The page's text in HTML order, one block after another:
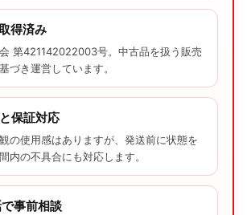
得済み
第421142022003号。中古品を扱う販売
づき運営しています。
保証対応
の使用感はありますが、発送前に状態を
内の不具合にも対応します。
事前相談